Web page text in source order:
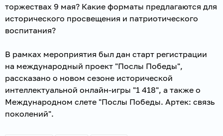
торжествах 9 мая? Какие форматы предлагаются для
исторического просвещения и патриотического
воспитания?
В рамках мероприятия был дан старт регистрации
на международный проект "Послы Победы",
рассказано о новом сезоне исторической
интеллектуальной онлайн-игры "1 418", а также о
Международном слете "Послы Победы. Артек: связь
поколений".